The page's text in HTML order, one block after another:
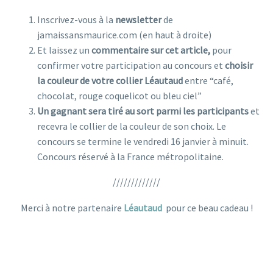
Inscrivez-vous à la newsletterde
jamaissansmaurice.com (en haut à droite)
Et laissez un commentaire sur cet article, pour
confirmer votre participation au concours et choisir
la couleur de votre collier Léautaudentre “café,
chocolat, rouge coquelicot ou bleu ciel”
Un gagnant sera tiré au sort parmi les participantset
recevra le collier de la couleur de son choix. Le
concours se termine le vendredi 16 janvier à minuit.
Concours réservé à la France métropolitaine.
/////////////
Merci à notre partenaire Léautaud pour ce beau cadeau !